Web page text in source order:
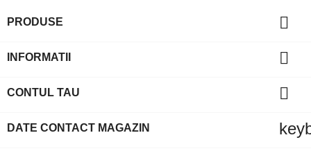
PRODUSE 
INFORMATII 
CONTUL TAU 
DATE CONTACT MAGAZIN